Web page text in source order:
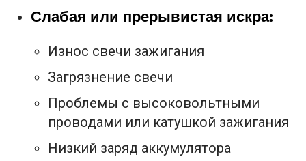
Слабая или прерывистая искра:
Износ свечи зажигания
Загрязнение свечи
Проблемы с высоковольтными
проводами или катушкой зажигания
Низкий заряд аккумулятора